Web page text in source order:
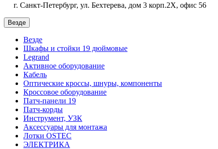
г. Санкт-Петербург, ул. Бехтерева, дом 3 корп.2X, офис 56
Везде
Везде
Шкафы и стойки 19 дюймовые
Legrand
Активное оборудование
Кабель
Оптические кроссы, шнуры, компоненты
Кроссовое оборудование
Патч-панели 19
Патч-корды
Инструмент, УЗК
Аксессуары для монтажа
Лотки OSTEC
ЭЛЕКТРИКА